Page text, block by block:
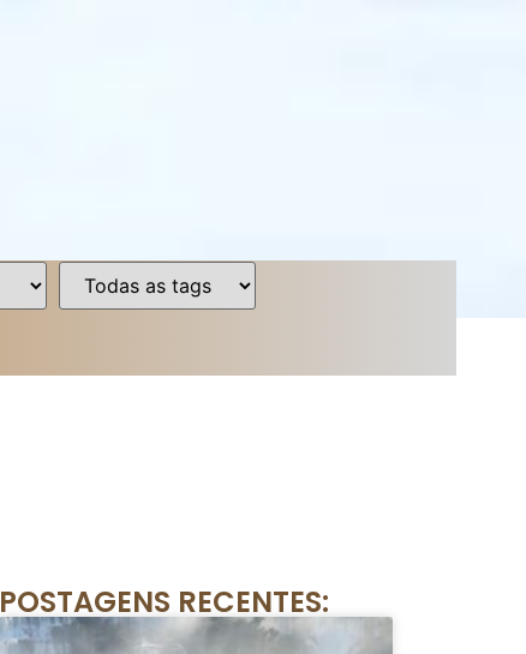
POSTAGENS RECENTES: